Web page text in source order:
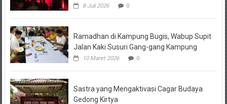
8 Juli 2026 0
Ramadhan di Kampung Bugis, Wabup Supit
Jalan Kaki Susuri Gang-gang Kampung
10 Maret 2026 0
Sastra yang Mengaktivasi Cagar Budaya
Gedong Kirtya